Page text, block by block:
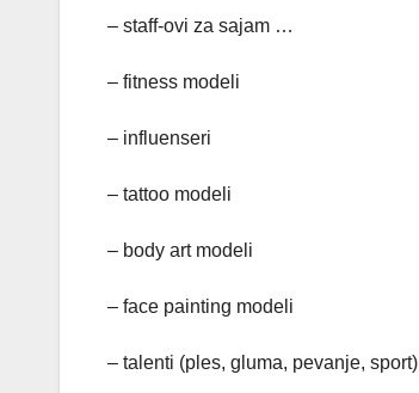
– staff-ovi za sajam …
– fitness modeli
– influenseri
– tattoo modeli
– body art modeli
– face painting modeli
– talenti (ples, gluma, pevanje, sport)